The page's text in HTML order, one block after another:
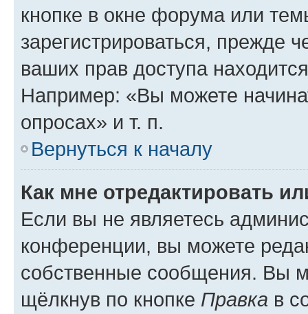
кнопке в окне форума или
зарегистрироваться, прежде
ваших прав доступа
Например: «Вы можете
опросах» и т. п.
Вернуться к началу
Как мне отредактировать
Если вы не являетесь
конференции, вы можете
собственные сообщения. Вы
щёлкнув по кнопке Правка в